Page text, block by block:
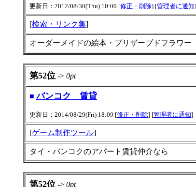
更新日：2012/08/30(Thu) 10:00 [修正・削除] [管理者に通知]
[検索・リンク集]
オーダーメイドの絵本・プリザーブドフラワー
第52位 -> 0pt
■ バンコク 賃貸
更新日：2014/08/29(Fri) 18:09 [修正・削除] [管理者に通知]
[ゲーム制作ツール]
タイ・バンコクのアパート賃貸仲介なら
第52位 -> 0pt